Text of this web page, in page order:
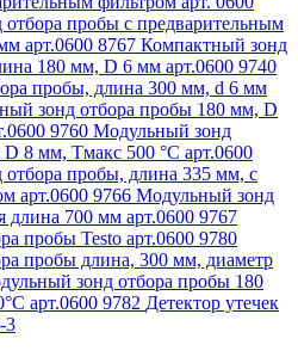
пробы с предварительным
арт.0600 8767 Компактный зонд
180 мм, D 6 мм арт.0600 9740
пробы, длина 300 мм, d 6 мм
зонд отбора пробы 180 мм, D
9760 Модульный зонд
8 мм, Tмакс 500 °C арт.0600
пробы, длина 335 мм, с
арт.0600 9766 Модульный зонд
длина 700 мм арт.0600 9767
пробы Testo арт.0600 9780
пробы длина, 300 мм, диаметр
зонд отбора пробы 180
арт.0600 9782 Детектор утечек
3